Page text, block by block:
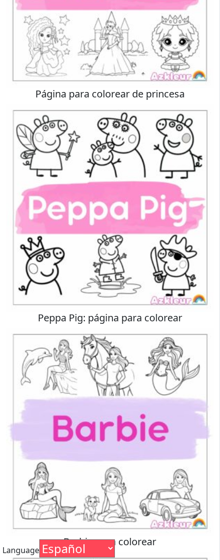
Página para colorear de princesa
Peppa Pig: página para colorear
Barbie para colorear
Language